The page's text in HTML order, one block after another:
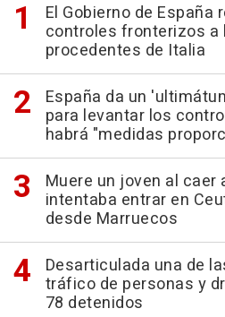
El Gobierno de España
controles fronterizos a
procedentes de Italia
España da un
para levantar los
habrá "medidas
Muere un joven al caer
intentaba entrar en
desde Marruecos
Desarticulada una de
tráfico de personas y
78 detenidos